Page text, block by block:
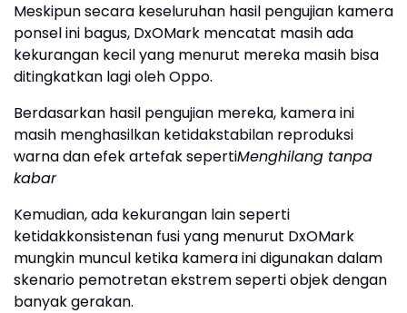
Meskipun secara keseluruhan hasil pengujian kamera
ponsel ini bagus, DxOMark mencatat masih ada
kekurangan kecil yang menurut mereka masih bisa
ditingkatkan lagi oleh Oppo.
Berdasarkan hasil pengujian mereka, kamera ini
masih menghasilkan ketidakstabilan reproduksi
warna dan efek artefak sepertiMenghilang tanpa
kabar
Kemudian, ada kekurangan lain seperti
ketidakkonsistenan fusi yang menurut DxOMark
mungkin muncul ketika kamera ini digunakan dalam
skenario pemotretan ekstrem seperti objek dengan
banyak gerakan.